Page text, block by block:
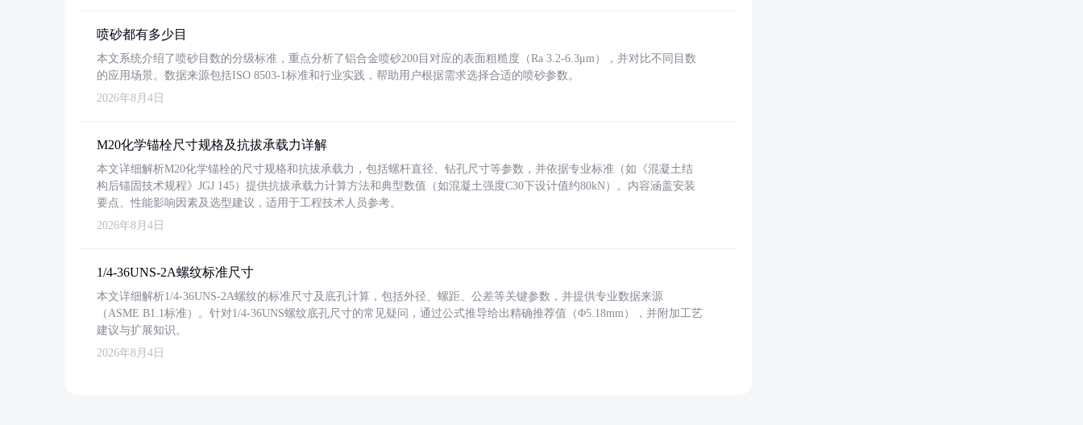
喷砂都有多少目
本文系统介绍了喷砂目数的分级标准，重点分析了铝合金喷砂200目对应的表面粗糙度（Ra 3.2-6.3μm），并对比不同目数
的应用场景。数据来源包括ISO 8503-1标准和行业实践，帮助用户根据需求选择合适的喷砂参数。
2026年8月4日
M20化学锚栓尺寸规格及抗拔承载力详解
本文详细解析M20化学锚栓的尺寸规格和抗拔承载力，包括螺杆直径、钻孔尺寸等参数，并依据专业标准（如《混凝土结
构后锚固技术规程》JGJ 145）提供抗拔承载力计算方法和典型数值（如混凝土强度C30下设计值约80kN）。内容涵盖安装
要点、性能影响因素及选型建议，适用于工程技术人员参考。
2026年8月4日
1/4-36UNS-2A螺纹标准尺寸
本文详细解析1/4-36UNS-2A螺纹的标准尺寸及底孔计算，包括外径、螺距、公差等关键参数，并提供专业数据来源
（ASME B1.1标准）。针对1/4-36UNS螺纹底孔尺寸的常见疑问，通过公式推导给出精确推荐值（Φ5.18mm），并附加工艺
建议与扩展知识。
2026年8月4日